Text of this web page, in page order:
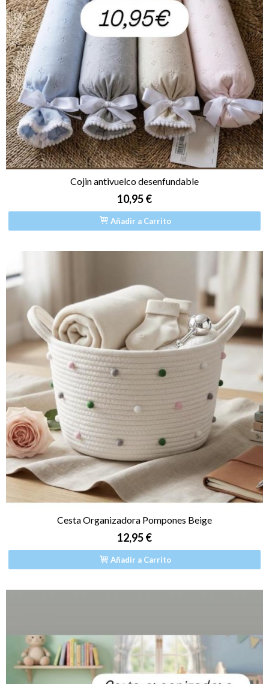
Cojin antivuelco desenfundable
10,95 €
Añadir a Carrito
Cesta Organizadora Pompones Beige
12,95 €
Añadir a Carrito